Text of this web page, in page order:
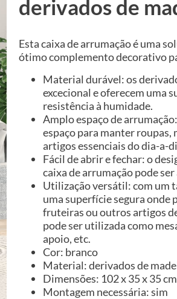
derivados de
Esta caixa de arrumação é uma
ótimo complemento decorativo
Material durável: os
excecional e oferecem uma
resistência à humidade.
Amplo espaço de
espaço para manter
artigos essenciais do dia-a-
Fácil de abrir e fechar: o
caixa de arrumação pode
Utilização versátil: com um
uma superfície segura onde
fruteiras ou outros artigos
pode ser utilizada como
apoio, etc.
Cor: branco
Material: derivados de
Dimensões: 102 x 35 x 35 cm
Montagem necessária: sim